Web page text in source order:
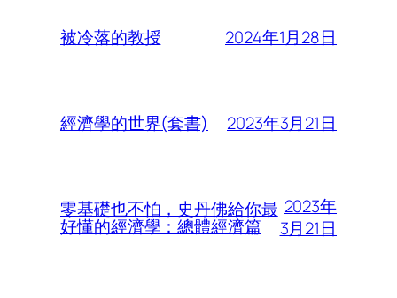
被冷落的教授 2024年1月28日
經濟學的世界(套書) 2023年3月21日
零基礎也不怕，史丹佛給你最
好懂的經濟學：總體經濟篇
2023年
3月21日